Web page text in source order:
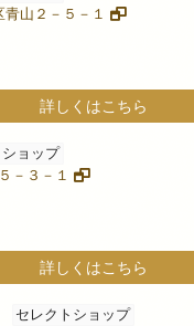
山２－５－１
詳しくはこちら
ョップ
－３－１
詳しくはこちら
セレクトショップ